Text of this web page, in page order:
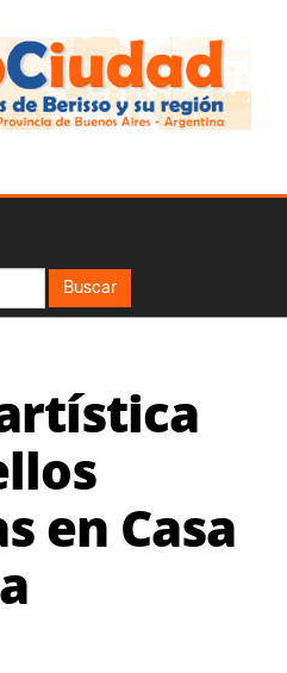
Buscar
en Casa